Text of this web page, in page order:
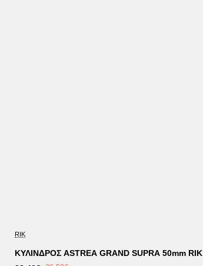
RIK
ΚΥΛΙΝΔΡΟΣ ASTREA GRAND SUPRA 50mm RIK